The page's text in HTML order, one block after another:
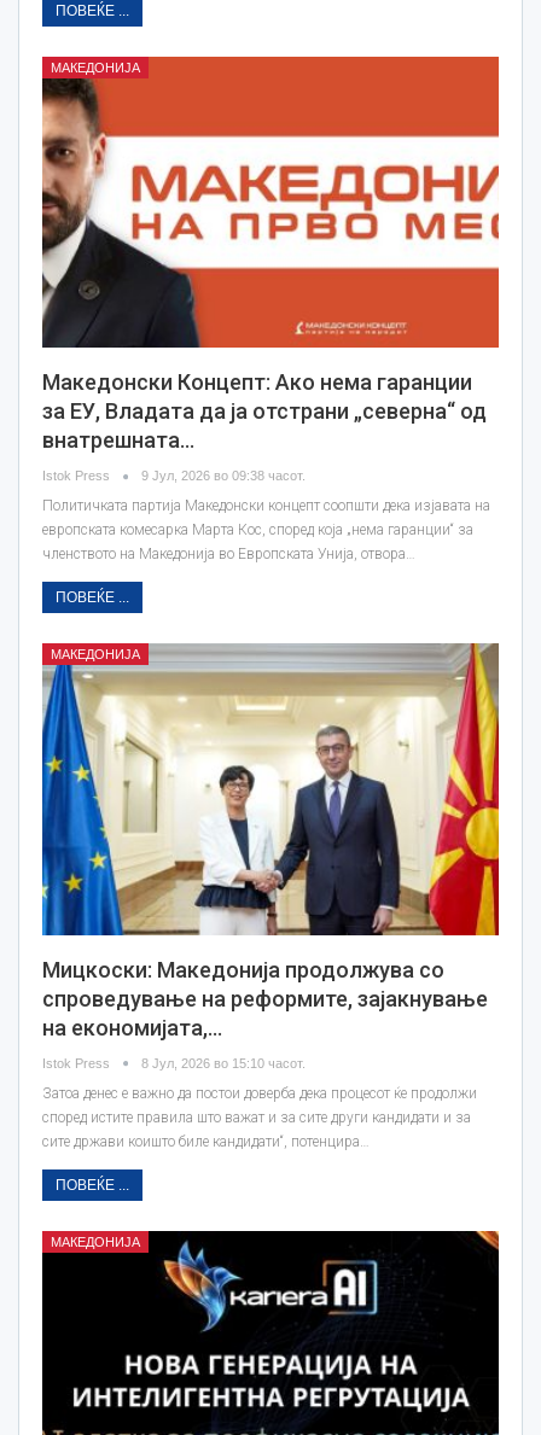
ПОВЕЌЕ ...
МАКЕДОНИЈА
Македонски Концепт: Ако нема гаранции
за ЕУ, Владата да ја отстрани „северна“ од
внатрешната…
Istok Press 9 Јул, 2026 во 09:38 часот.
Политичката партија Македонски концепт соопшти дека изјавата на
европската комесарка Марта Кос, според која „нема гаранции“ за
членството на Македонија во Европската Унија, отвора…
ПОВЕЌЕ ...
МАКЕДОНИЈА
Мицкоски: Македонија продолжува со
спроведување на реформите, зајакнување
на економијата,…
Istok Press 8 Јул, 2026 во 15:10 часот.
Затоа денес е важно да постои доверба дека процесот ќе продолжи
според истите правила што важат и за сите други кандидати и за
сите држави коишто биле кандидати“, потенцира…
ПОВЕЌЕ ...
МАКЕДОНИЈА